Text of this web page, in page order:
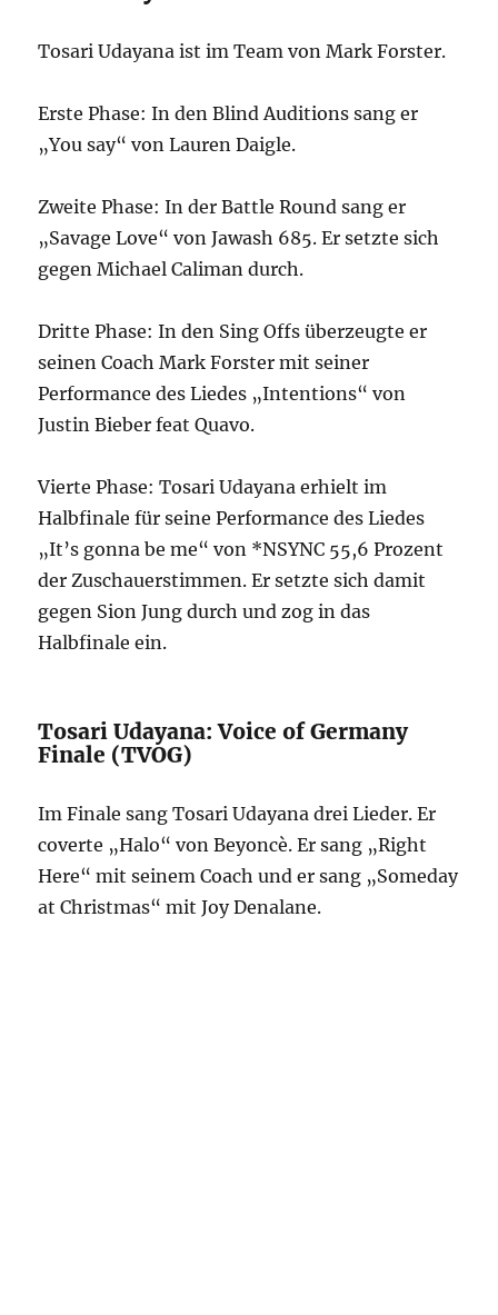
Tosari Udayana ist im Team von Mark Forster.
Erste Phase: In den Blind Auditions sang er
„You say“ von Lauren Daigle.
Zweite Phase: In der Battle Round sang er
„Savage Love“ von Jawash 685. Er setzte sich
gegen Michael Caliman durch.
Dritte Phase: In den Sing Offs überzeugte er
seinen Coach Mark Forster mit seiner
Performance des Liedes „Intentions“ von
Justin Bieber feat Quavo.
Vierte Phase: Tosari Udayana erhielt im
Halbfinale für seine Performance des Liedes
„It’s gonna be me“ von *NSYNC 55,6 Prozent
der Zuschauerstimmen. Er setzte sich damit
gegen Sion Jung durch und zog in das
Halbfinale ein.
Tosari Udayana: Voice of Germany
Finale (TVOG)
Im Finale sang Tosari Udayana drei Lieder. Er
coverte „Halo“ von Beyoncè. Er sang „Right
Here“ mit seinem Coach und er sang „Someday
at Christmas“ mit Joy Denalane.